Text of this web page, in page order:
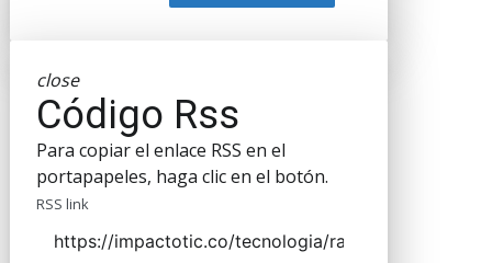
close
Código Rss
Para copiar el enlace RSS en el
portapapeles, haga clic en el botón.
RSS link